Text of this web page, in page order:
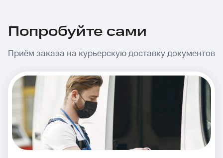
Попробуйте сами
Приём заказа на курьерскую доставку документов